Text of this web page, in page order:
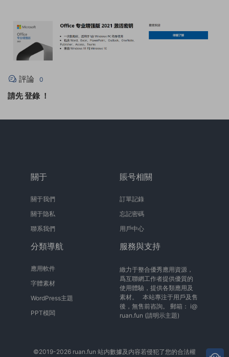
評論 0
請先登錄 ！
關于
關于我們
關于隐私
聯系我們
賬号相關
訂單記錄
忘記密碼
用戶中心
分類導航
應用軟件
字體素材
WordPress主題
PPT模闆
服務與支持
緻力于整合優秀應用資源，
爲互聯網工作者提供優質的
使用體驗，提供各類應用及
素材。 本站專注于用戶及售
後，無售前咨詢。 郵箱： i@
ruan.fun (請明示主題)
©2019-2026 ruan.fun 站内數據及内容若侵犯了您的合法權